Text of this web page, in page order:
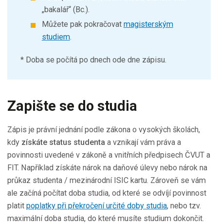
„bakalář“ (Bc.).
Můžete pak pokračovat magisterským
studiem.
* Doba se počítá po dnech ode dne zápisu.
Zapište se do studia
Zápis je právní jednání podle zákona o vysokých školách,
kdy získáte status studenta a vznikají vám práva a
povinnosti uvedené v zákoně a vnitřních předpisech ČVUT a
FIT. Například získáte nárok na daňové úlevy nebo nárok na
průkaz studenta / mezinárodní ISIC kartu. Zároveň se vám
ale začíná počítat doba studia, od které se odvíjí povinnost
platit poplatky při překročení určité doby studia, nebo tzv.
maximální doba studia, do které musíte studium dokončit.